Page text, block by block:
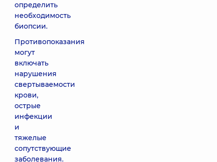
определить
необходимость
биопсии.
Противопоказания
могут
включать
нарушения
свертываемости
крови,
острые
инфекции
и
тяжелые
сопутствующие
заболевания.